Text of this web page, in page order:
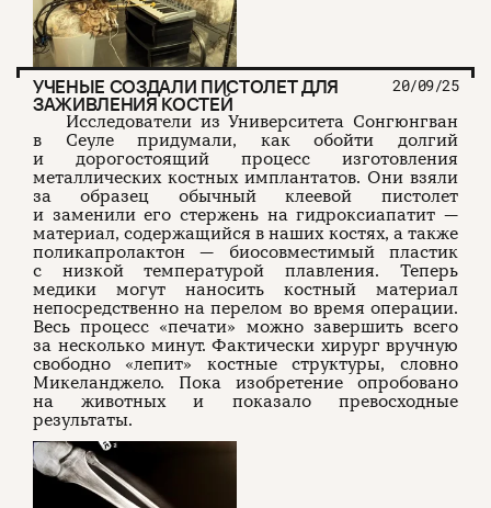
УЧЕНЫЕ СОЗДАЛИ ПИСТОЛЕТ ДЛЯ
ЗАЖИВЛЕНИЯ КОСТЕЙ
20/09/25
Исследователи из Университета Сонгюнгван
в Сеуле придумали, как обойти долгий
и дорогостоящий процесс изготовления
металлических костных имплантатов. Они взяли
за образец обычный клеевой пистолет
и заменили его стержень на гидроксиапатит —
материал, содержащийся в наших костях, а также
поликапролактон — биосовместимый пластик
с низкой температурой плавления. Теперь
медики могут наносить костный материал
непосредственно на перелом во время операции.
Весь процесс «печати» можно завершить всего
за несколько минут. Фактически хирург вручную
свободно «лепит» костные структуры, словно
Микеланджело. Пока изобретение опробовано
на животных и показало превосходные
результаты.